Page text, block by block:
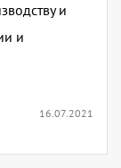
и
и
16.07.2021